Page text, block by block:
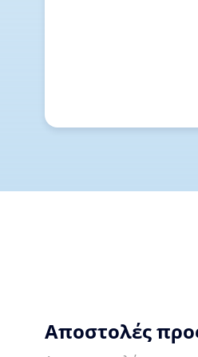
Αποστολές